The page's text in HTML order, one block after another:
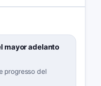
mayor adelanto
progresso del